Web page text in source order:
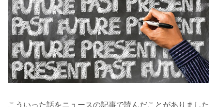
こういった話をニュースの記事で読んだことがありました